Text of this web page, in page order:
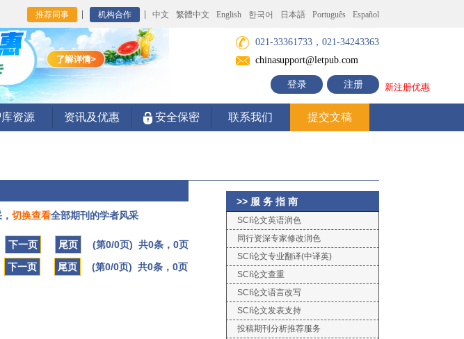
推荐同事 机构合作 中文 繁體中文 English 한국어 日本語 Português Español
021-33361733，021-34243363
chinasupport@letpub.com
登录 注册 新注册优惠
资源 资讯及优惠 安全保密 联系我们 提交文稿
切换查看全部期刊的学者风采
下一页 尾页
(第0/0页) 共0条，0页
下一页 尾页 (第0/0页) 共0条，0页
>> 服 务 指 南
SCI论文英语润色
同行资深专家修改润色
SCI论文专业翻译(中译英)
SCI论文查重
SCI论文语言改写
SCI论文发表支持
投稿期刊分析推荐服务